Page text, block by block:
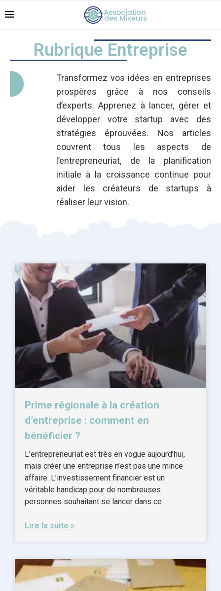
Rubrique Entreprise
Transformez vos idées en entreprises
prospères grâce à nos conseils
d’experts. Apprenez à lancer, gérer et
développer votre startup avec des
stratégies éprouvées. Nos articles
couvrent tous les aspects de
l’entrepreneuriat, de la planification
initiale à la croissance continue pour
aider les créateurs de startups à
réaliser leur vision.
Prime régionale à la création
d’entreprise : comment en
bénéficier ?
L’entrepreneuriat est très en vogue aujourd’hui,
mais créer une entreprise n’est pas une mince
affaire. L’investissement financier est un
véritable handicap pour de nombreuses
personnes souhaitant se lancer dans ce
Lire la suite »